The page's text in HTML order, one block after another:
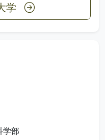
学
学部